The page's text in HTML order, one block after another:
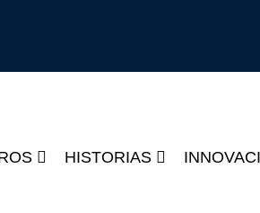
HISTORIAS